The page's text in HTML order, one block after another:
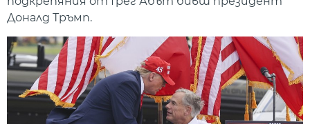
Доналд Тръмп.